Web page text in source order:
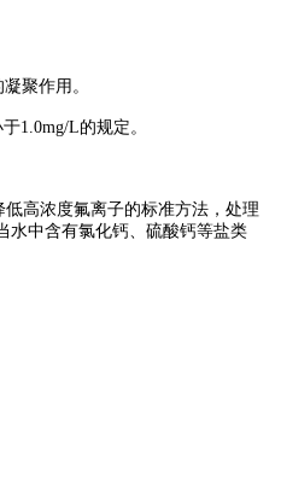
聚作用。
于1.0mg/L的规定。
高浓度氟离子的标准方法，处理
水中含有氯化钙、硫酸钙等盐类